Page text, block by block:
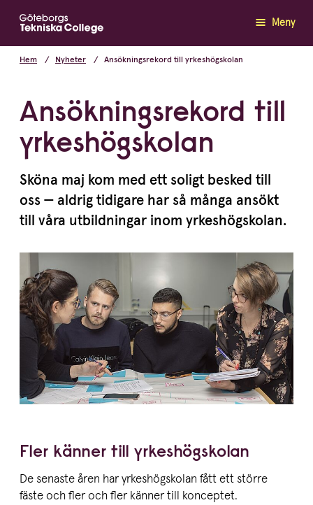
Meny
Hem Nyheter Ansökningsrekord till yrkeshögskolan
Ansökningsrekord till
yrkeshögskolan
Sköna maj kom med ett soligt besked till
oss — aldrig tidigare har så många ansökt
till våra utbildningar inom yrkeshögskolan.
Fler känner till yrkeshögskolan
De senaste åren har yrkeshögskolan fått ett större
fäste och fler och fler känner till konceptet.